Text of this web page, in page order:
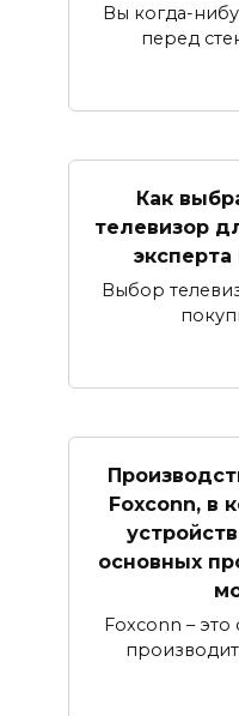
Вы когда-
перед
Как
телевизор
Выбор
Foxconn, в
основных
Foxconn –